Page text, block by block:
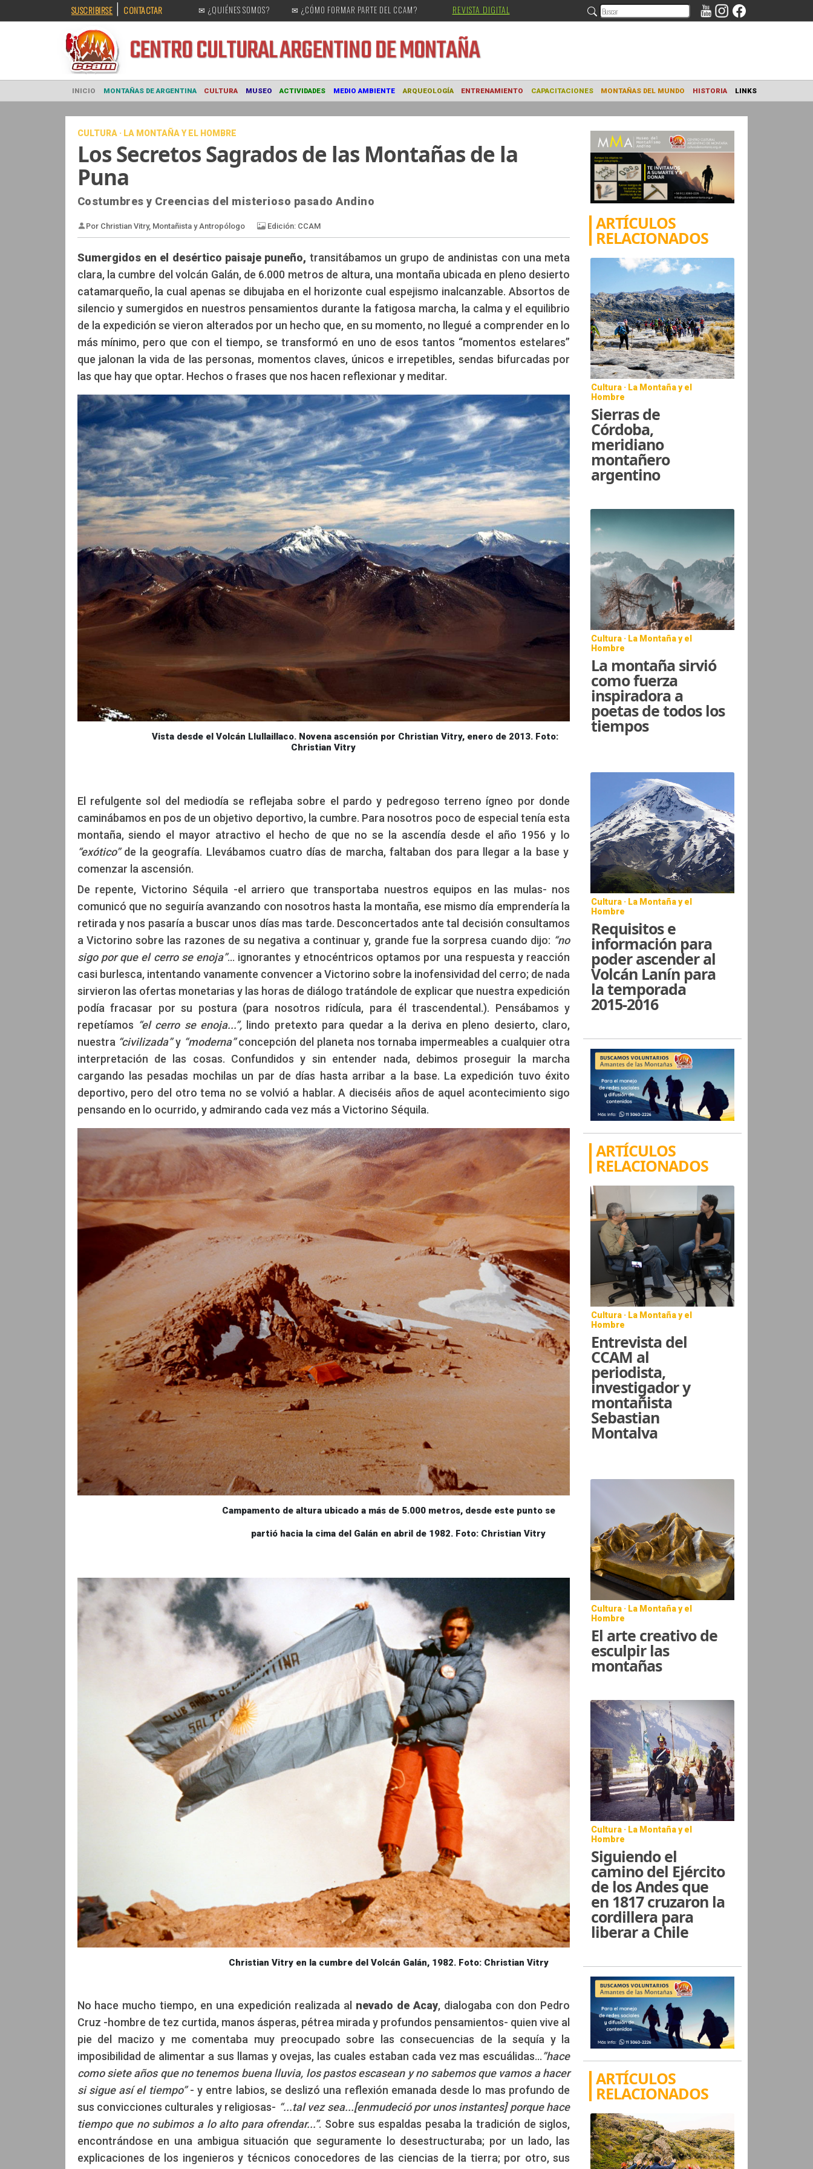
SUSCRIBIRSE | CONTACTAR ✉ ¿QUIÉNES SOMOS? ✉ ¿CÓMO FORMAR PARTE DEL CCAM? REVISTA DIGITAL
CENTRO CULTURALARGENTINO DE MONTAÑA
INICIO MONTAÑAS DE ARGENTINA CULTURA MUSEO ACTIVIDADES MEDIO AMBIENTE ARQUEOLOGÍA ENTRENAMIENTO CAPACITACIONES MONTAÑAS DEL MUNDO HISTORIA
CULTURA · LA MONTAÑA Y EL HOMBRE
Los Secretos Sagrados de las Montañas de la
Puna
Costumbres y Creencias del misterioso pasado Andino
Por Christian Vitry, Montañista y Antropólogo Edición: CCAM
Sumergidos en el desértico paisaje puneño, transitábamos un grupo de andinistas con una meta
clara, la cumbre del volcán Galán, de 6.000 metros de altura, una montaña ubicada en pleno desierto
catamarqueño, la cual apenas se dibujaba en el horizonte cual espejismo inalcanzable. Absortos de
silencio y sumergidos en nuestros pensamientos durante la fatigosa marcha, la calma y el equilibrio
de la expedición se vieron alterados por un hecho que, en su momento, no llegué a comprender en lo
más mínimo, pero que con el tiempo, se transformó en uno de esos tantos “momentos estelares”
que jalonan la vida de las personas, momentos claves, únicos e irrepetibles, sendas bifurcadas por
las que hay que optar. Hechos o frases que nos hacen reflexionar y meditar.
Vista desde el Volcán Llullaillaco. Novena ascensión por Christian Vitry, enero de 2013. Foto:
Christian Vitry
El refulgente sol del mediodía se reflejaba sobre el pardo y pedregoso terreno ígneo por donde
caminábamos en pos de un objetivo deportivo, la cumbre. Para nosotros poco de especial tenía esta
montaña, siendo el mayor atractivo el hecho de que no se la ascendía desde el año 1956 y lo
“exótico”de la geografía. Llevábamos cuatro días de marcha, faltaban dos para llegar a la base y
comenzar la ascensión.
De repente, Victorino Séquila -el arriero que transportaba nuestros equipos en las mulas- nos
comunicó que no seguiría avanzando con nosotros hasta la montaña, ese mismo día emprendería la
retirada y nos pasaría a buscar unos días mas tarde. Desconcertados ante tal decisión consultamos
a Victorino sobre las razones de su negativa a continuar y, grande fue la sorpresa cuando dijo: “no
sigo por que el cerro se enoja”... ignorantes y etnocéntricos optamos por una respuesta y reacción
casi burlesca, intentando vanamente convencer a Victorino sobre la inofensividad del cerro; de nada
sirvieron las ofertas monetarias y las horas de diálogo tratándole de explicar que nuestra expedición
podía fracasar por su postura (para nosotros ridícula, para él trascendental.). Pensábamos y
repetíamos “el cerro se enoja...”, lindo pretexto para quedar a la deriva en pleno desierto, claro,
nuestra “civilizada”y“moderna”concepción del planeta nos tornaba impermeables a cualquier otra
interpretación de las cosas. Confundidos y sin entender nada, debimos proseguir la marcha
cargando las pesadas mochilas un par de días hasta arribar a la base. La expedición tuvo éxito
deportivo, pero del otro tema no se volvió a hablar. A dieciséis años de aquel acontecimiento sigo
pensando en lo ocurrido, y admirando cada vez más a Victorino Séquila.
Campamento de altura ubicado a más de 5.000 metros, desde este punto se
partió hacia la cima del Galán en abril de 1982. Foto: Christian Vitry
Christian Vitry en la cumbre del Volcán Galán, 1982. Foto: Christian Vitry
No hace mucho tiempo, en una expedición realizada al nevado de Acay, dialogaba con don Pedro
Cruz -hombre de tez curtida, manos ásperas, pétrea mirada y profundos pensamientos- quien vive al
pie del macizo y me comentaba muy preocupado sobre las consecuencias de la sequía y la
imposibilidad de alimentar a sus llamas y ovejas, las cuales estaban cada vez mas escuálidas...”hace
como siete años que no tenemos buena lluvia, los pastos escasean y no sabemos que vamos a hacer
si sigue así el tiempo”- y entre labios, se deslizó una reflexión emanada desde lo mas profundo de
sus convicciones culturales y religiosas- “...tal vez sea...[enmudeció por unos instantes] porque hace
tiempo que no subimos a lo alto para ofrendar...”. Sobre sus espaldas pesaba la tradición de siglos,
encontrándose en una ambigua situación que seguramente lo desestructuraba; por un lado, las
explicaciones de los ingenieros y técnicos conocedores de las ciencias de la tierra; por otro, sus
ARTÍCULOS
RELACIONADOS
Cultura · La Montaña y el
Hombre
Sierras de
Córdoba,
meridiano
montañero
argentino
Cultura · La Montaña y el
Hombre
La montaña sirvió
como fuerza
inspiradora a
poetas de todos los
tiempos
Cultura · La Montaña y el
Hombre
Requisitos e
información para
poder ascender al
Volcán Lanín para
la temporada
2015-2016
ARTÍCULOS
RELACIONADOS
Cultura · La Montaña y el
Hombre
Entrevista del
CCAM al
periodista,
investigador y
montañista
Sebastian
Montalva
Cultura · La Montaña y el
Hombre
El arte creativo de
esculpir las
montañas
Cultura · La Montaña y el
Hombre
Siguiendo el
camino del Ejército
de los Andes que
en 1817 cruzaron la
cordillera para
liberar a Chile
ARTÍCULOS
RELACIONADOS